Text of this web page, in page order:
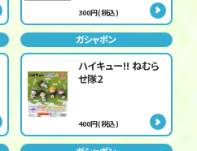
300円(税込)
ガシャポン
ハイキュー!! ねむら
せ隊2
400円(税込)